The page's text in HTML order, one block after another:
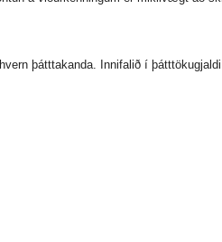
þátttakanda. Innifalið í